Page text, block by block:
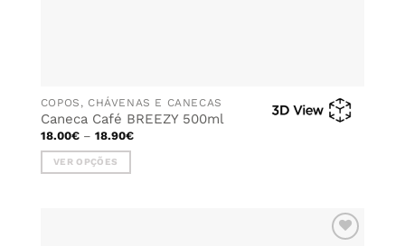
COPOS, CHÁVENAS E CANECAS
Caneca Café BREEZY 500ml
18.00€ – 18.90€Price
VER OPÇÕES